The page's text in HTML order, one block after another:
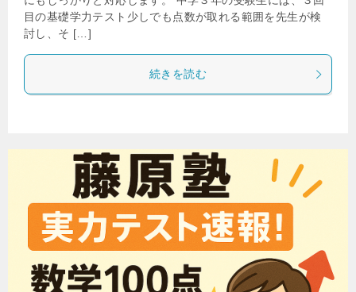
目の基礎学力テスト少しでも点数が取れる範囲を先生が検
討し、そ […]
続きを読む